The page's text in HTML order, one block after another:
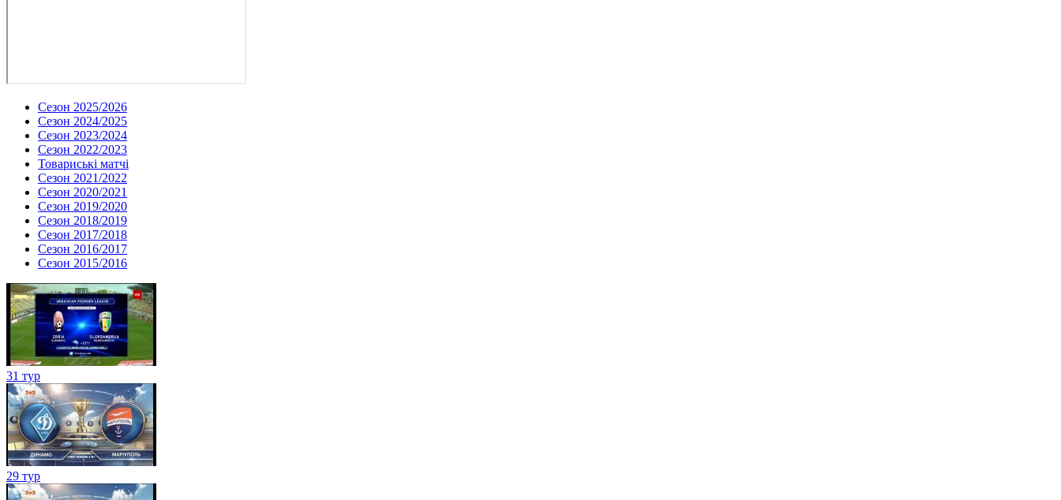
Сезон 2025/2026
Сезон 2024/2025
Сезон 2023/2024
Сезон 2022/2023
Товариські матчі
Сезон 2021/2022
Сезон 2020/2021
Сезон 2019/2020
Сезон 2018/2019
Сезон 2017/2018
Сезон 2016/2017
Сезон 2015/2016
31 тур
29 тур